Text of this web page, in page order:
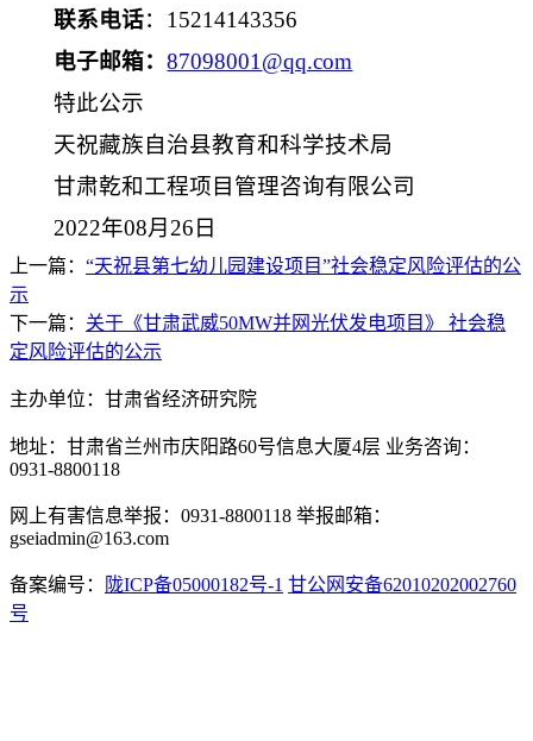
联系电话： 15214143356
电子邮箱：87098001@qq.com
特此公示
天祝藏族自治县教育和科学技术局
甘肃乾和工程项目管理咨询有限公司
2022年08月26 日
上一篇： “天祝县第七幼儿园建设项目”社会稳定风险评估的公
示
下一篇： 关于《甘肃武威50MW并网光伏发电项目》 社会稳
定风险评估的公示
主办单位：甘肃省经济研究院
地址：甘肃省兰州市庆阳路60号信息大厦4层 业务咨询：
0931-8800118
网上有害信息举报：0931-8800118 举报邮箱：
gseiadmin@163.com
备案编号： 陇ICP备05000182号-1 甘公网安备62010202002760
号